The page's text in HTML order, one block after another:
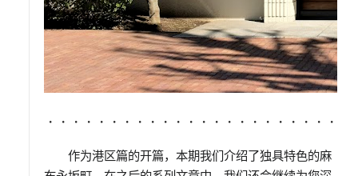
・・・・・・・・・・・・・・・・・・・・・・・
作为港区篇的开篇，本期我们介绍了独具特色的麻